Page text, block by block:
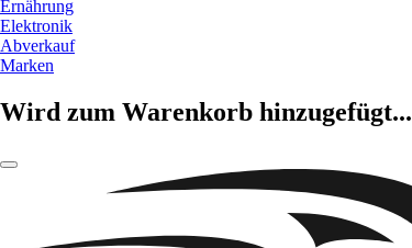
Ernährung
Elektronik
Abverkauf
Marken
Wird zum Warenkorb hinzugefügt...